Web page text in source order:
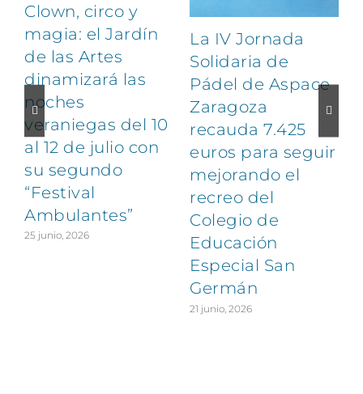
Clown, circo y
magia: el Jardín
de las Artes
dinamizará las
noches
veraniegas del 10
al 12 de julio con
su segundo
“Festival
Ambulantes”
25 junio, 2026
La IV Jornada
Solidaria de
Pádel de Aspace
Zaragoza
recauda 7.425
euros para seguir
mejorando el
recreo del
Colegio de
Educación
Especial San
Germán
21 junio, 2026